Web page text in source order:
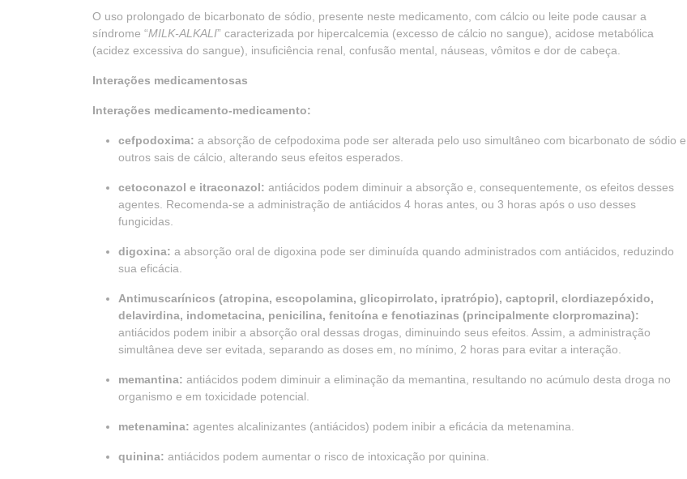
O uso prolongado de bicarbonato de sódio, presente neste medicamento, com cálcio ou leite pode causar a
síndrome “MILK-ALKALI” caracterizada por hipercalcemia (excesso de cálcio no sangue), acidose metabólica
(acidez excessiva do sangue), insuficiência renal, confusão mental, náuseas, vômitos e dor de cabeça.
Interações medicamentosas
Interações medicamento-medicamento:
cefpodoxima: a absorção de cefpodoxima pode ser alterada pelo uso simultâneo com bicarbonato de sódio e
outros sais de cálcio, alterando seus efeitos esperados.
cetoconazol e itraconazol: antiácidos podem diminuir a absorção e, consequentemente, os efeitos desses
agentes. Recomenda-se a administração de antiácidos 4 horas antes, ou 3 horas após o uso desses
fungicidas.
digoxina: a absorção oral de digoxina pode ser diminuída quando administrados com antiácidos, reduzindo
sua eficácia.
Antimuscarínicos (atropina, escopolamina, glicopirrolato, ipratrópio), captopril, clordiazepóxido,
delavirdina, indometacina, penicilina, fenitoína e fenotiazinas (principalmente clorpromazina):
antiácidos podem inibir a absorção oral dessas drogas, diminuindo seus efeitos. Assim, a administração
simultânea deve ser evitada, separando as doses em, no mínimo, 2 horas para evitar a interação.
memantina: antiácidos podem diminuir a eliminação da memantina, resultando no acúmulo desta droga no
organismo e em toxicidade potencial.
metenamina: agentes alcalinizantes (antiácidos) podem inibir a eficácia da metenamina.
quinina: antiácidos podem aumentar o risco de intoxicação por quinina.